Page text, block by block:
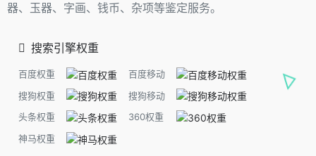
器、玉器、字画、钱币、杂项等鉴定服务。
搜索引擎权重
百度权重
百度移动
搜狗权重
搜狗移动
头条权重
360权重
神马权重